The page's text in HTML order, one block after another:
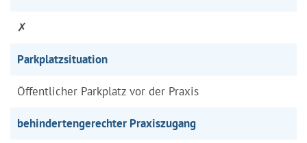
✗
Parkplatzsituation
Öffentlicher Parkplatz vor der Praxis
behindertengerechter Praxiszugang